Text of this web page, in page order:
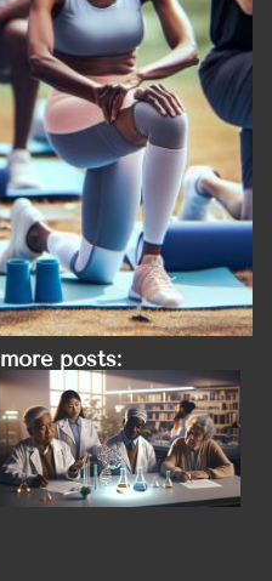
more posts: